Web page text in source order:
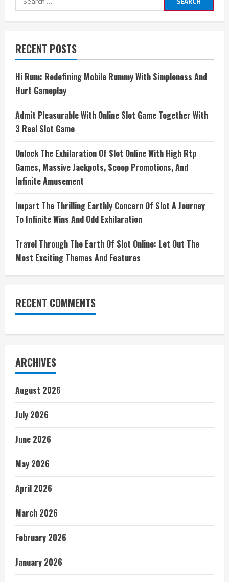
for:
RECENT POSTS
Hi Rum: Redefining Mobile Rummy With Simpleness And
Hurt Gameplay
Admit Pleasurable With Online Slot Game Together With
3 Reel Slot Game
Unlock The Exhilaration Of Slot Online With High Rtp
Games, Massive Jackpots, Scoop Promotions, And
Infinite Amusement
Impart The Thrilling Earthly Concern Of Slot A Journey
To Infinite Wins And Odd Exhilaration
Travel Through The Earth Of Slot Online: Let Out The
Most Exciting Themes And Features
RECENT COMMENTS
ARCHIVES
August 2026
July 2026
June 2026
May 2026
April 2026
March 2026
February 2026
January 2026